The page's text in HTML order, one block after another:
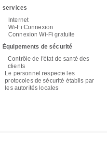
services
Internet
Wi-Fi Connexion
Connexion Wi-Fi gratuite
Équipements de sécurité
Contrôle de l'état de santé des
clients
Le personnel respecte les
protocoles de sécurité établis par
les autorités locales